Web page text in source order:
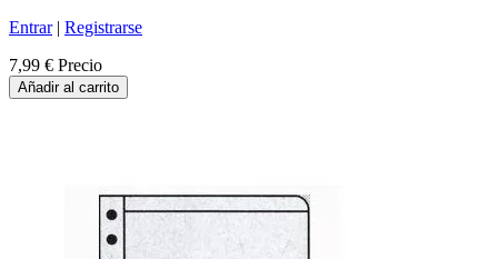
Entrar| Registrarse
7,99 € Precio
Añadir al carrito